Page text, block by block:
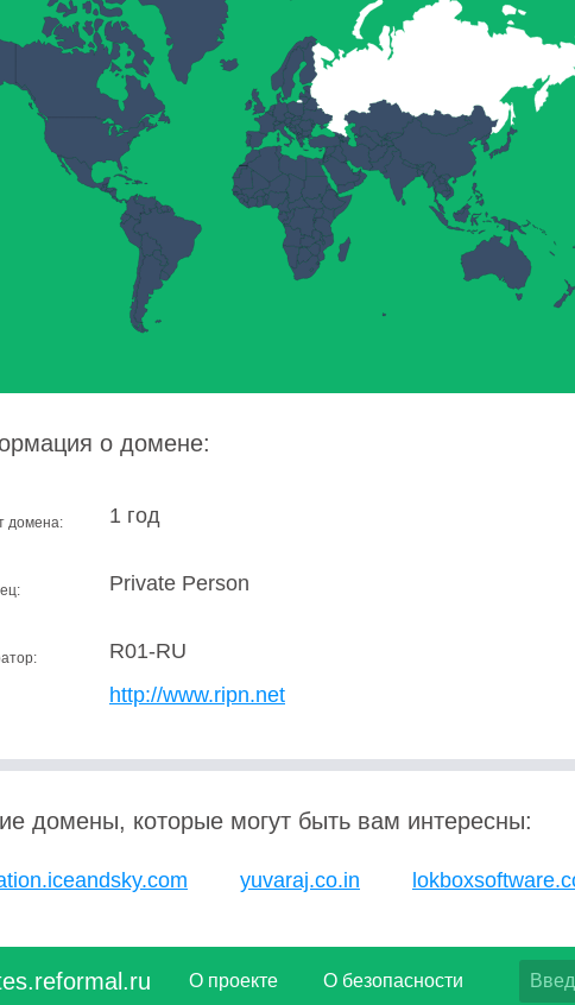
о домене:
домена: 1 год
Private Person
R01-RU
http://www.ripn.net
домены, которые могут быть вам интересны:
yuvaraj.co.in
О проекте О безопасности